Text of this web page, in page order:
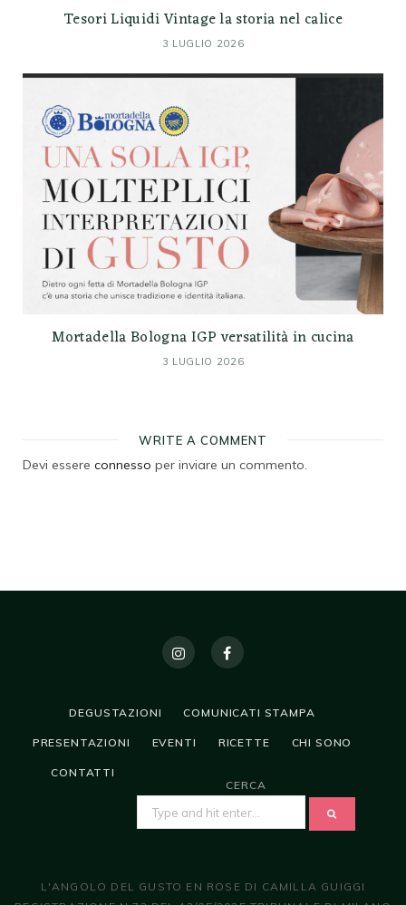
Tesori Liquidi Vintage la storia nel calice
3 LUGLIO 2026
Mortadella Bologna IGP versatilità in cucina
3 LUGLIO 2026
WRITE A COMMENT
Devi essere connesso per inviare un commento.
DEGUSTAZIONI COMUNICATI STAMPA
PRESENTAZIONI EVENTI RICETTE CHI SONO
CONTATTI
CERCA
FOR:
L'ANGOLO DEL GUSTO EN ROSE DI CAMILLA GUIGGI